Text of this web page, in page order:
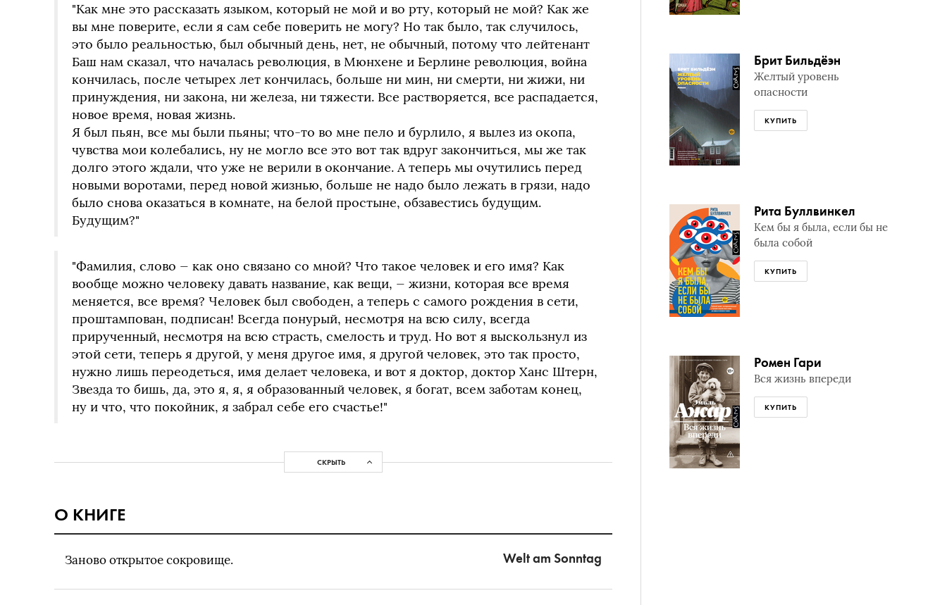
Брит Бильдёэн
Желтый уровень
опасности
КУПИТЬ
Рита Буллвинкел
Кем бы я была, если бы не
была собой
КУПИТЬ
Ромен Гари
Вся жизнь впереди
КУПИТЬ
"Как мне это рассказать языком, который не мой и во рту, который не мой? Как же
вы мне поверите, если я сам себе поверить не могу? Но так было, так случилось,
это было реальностью, был обычный день, нет, не обычный, потому что лейтенант
Баш нам сказал, что началась революция, в Мюнхене и Берлине революция, война
кончилась, после четырех лет кончилась, больше ни мин, ни смерти, ни жижи, ни
принуждения, ни закона, ни железа, ни тяжести. Все растворяется, все распадается,
новое время, новая жизнь.
Я был пьян, все мы были пьяны; что‑то во мне пело и бурлило, я вылез из окопа,
чувства мои колебались, ну не могло все это вот так вдруг закончиться, мы же так
долго этого ждали, что уже не верили в окончание. А теперь мы очутились перед
новыми воротами, перед новой жизнью, больше не надо было лежать в грязи, надо
было снова оказаться в комнате, на белой простыне, обзавестись будущим.
Будущим?"
"Фамилия, слово — как оно связано со мной? Что такое человек и его имя? Как
вообще можно человеку давать название, как вещи, — жизни, которая все время
меняется, все время? Человек был свободен, а теперь с самого рождения в сети,
проштампован, подписан! Всегда понурый, несмотря на всю силу, всегда
прирученный, несмотря на всю страсть, смелость и труд. Но вот я выскользнул из
этой сети, теперь я другой, у меня другое имя, я другой человек, это так просто,
нужно лишь переодеться, имя делает человека, и вот я доктор, доктор Ханс Штерн,
Звезда то бишь, да, это я, я, я образованный человек, я богат, всем заботам конец,
ну и что, что покойник, я забрал себе его счастье!"
СКРЫТЬ
О КНИГЕ
Заново открытое сокровище. Welt am Sonntag